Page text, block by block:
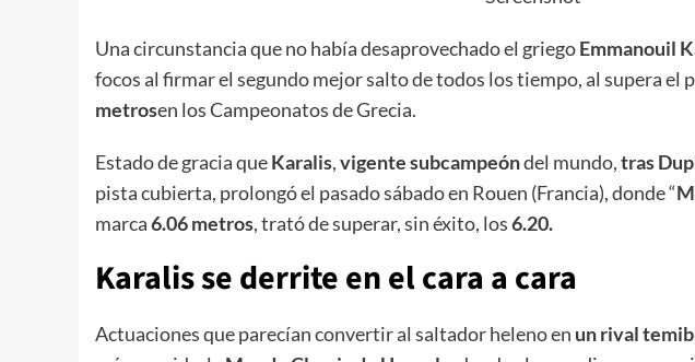
Una circunstancia que no había desaprovechado el griegoEmmanouil
focos al firmar el segundo mejor salto de todos los tiempo, al supera el
metrosen los Campeonatos de Grecia.
Estado de gracia queKaralis,vigente subcampeóndel mundo,tras
pista cubierta, prolongó el pasado sábado en Rouen (Francia), donde “
marca6.06 metros, trató de superar, sin éxito, los6.20.
Karalis se derrite en el cara a cara
Actuaciones que parecían convertir al saltador heleno en un rival